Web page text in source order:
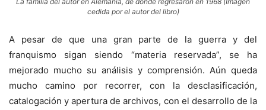
cedida por el autor del libro)
A pesar de que una gran parte de la guerra y del
franquismo sigan siendo “materia reservada”, se ha
mejorado mucho su análisis y comprensión. Aún queda
mucho camino por recorrer, con la desclasificación,
catalogación y apertura de archivos, con el desarrollo de la